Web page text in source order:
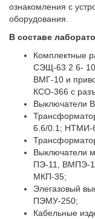
ознакомления с
оборудования.
В составе
Комплектные
СЭЩ-63 2 6-
ВМГ-10 и
КСО-366 с
Выключатели
6.6/0.1; НТМИ-
Выключатели
ПЭ-11, ВМПЭ-
МКП-35;
Элегазовый
ПЭМУ-250;
Кабельные